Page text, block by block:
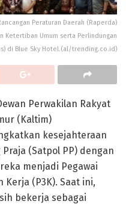
Peraturan Daerah (Raperda)
Ketertiban Umum serta Perlindungan
di Blue Sky Hotel.(al/trending.co.id)
Perwakilan Rakyat
(Kaltim)
kesejahteraan
(Satpol PP) dengan
menjadi Pegawai
(P3K). Saat ini,
bekerja sebagai